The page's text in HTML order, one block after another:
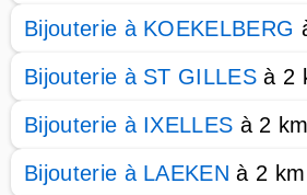
Bijouterie à KOEKELBERG
Bijouterie à ST GILLES à 2
Bijouterie à IXELLES à 2 km
Bijouterie à LAEKEN à 2 km